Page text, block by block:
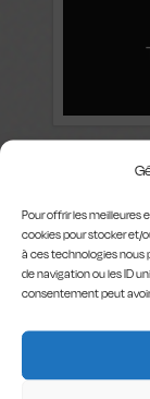
Pour offrir les meilleures
cookies pour stocker et/
à ces technologies
de navigation ou les ID
consentement peut